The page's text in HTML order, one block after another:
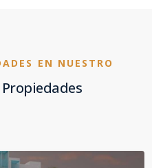
EN NUESTRO